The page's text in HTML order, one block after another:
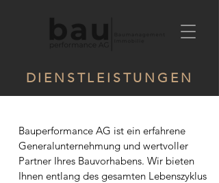
DIENSTLEISTUNGEN
Bauperformance AG ist ein erfahrene
Generalunternehmung und wertvoller
Partner Ihres Bauvorhabens. Wir bieten
Ihnen entlang des gesamten Lebenszyklus